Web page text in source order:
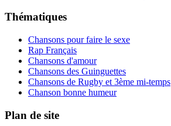
Thématiques
Chansons pour faire le sexe
Rap Français
Chansons d'amour
Chansons des Guinguettes
Chansons de Rugby et 3ème mi-temps
Chanson bonne humeur
Plan de site